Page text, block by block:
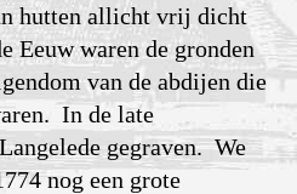
hutten allicht vrij dicht
Eeuw waren de gronden
van de abdijen die
In de late
gegraven. We
nog een grote